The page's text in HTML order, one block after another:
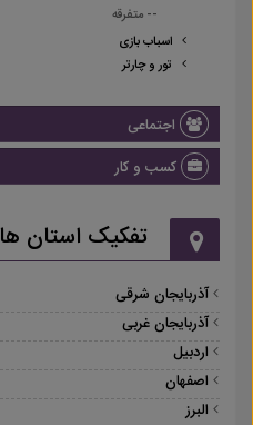
-- متفرقه
اسباب بازی
تور و چارتر
اجتماعی
کسب و کار
تفکیک استان ها
آذربایجان شرقی
آذربایجان غربی
اردبیل
اصفهان
البرز